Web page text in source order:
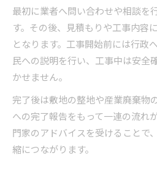
ライフライン停止や挨
解体工事の初日に行う
手続きに迷ったら茅ヶ崎市
解体工事の手続きでよ
茅ヶ崎市で解体工事の
解体工事届出書の提出
委任状で解体工事をス
解体工事で困ったとき
安心して進めるための解体工
最初に業者へ問い合わせや相談を
す。その後、見積もりや工事内容
となります。工事開始前には行政
民への説明を行い、工事中は安全
かせません。
完了後は敷地の整地や産業廃棄物
への完了報告をもって一連の流れ
門家のアドバイスを受けることで
縮につながります。